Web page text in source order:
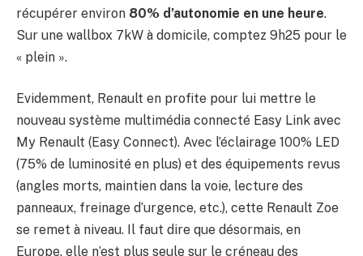
récupérer environ 80% d’autonomie en une heure.
Sur une wallbox 7kW à domicile, comptez 9h25 pour le
« plein ».
Evidemment, Renault en profite pour lui mettre le
nouveau système multimédia connecté Easy Link avec
My Renault (Easy Connect). Avec l’éclairage 100% LED
(75% de luminosité en plus) et des équipements revus
(angles morts, maintien dans la voie, lecture des
panneaux, freinage d’urgence, etc.), cette Renault Zoe
se remet à niveau. Il faut dire que désormais, en
Europe, elle n’est plus seule sur le créneau des